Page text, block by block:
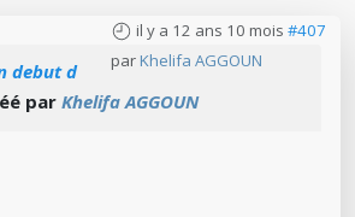
il y a 12 ans 10 mois #407
par Khelifa AGGOUN
debut d
par Khelifa AGGOUN